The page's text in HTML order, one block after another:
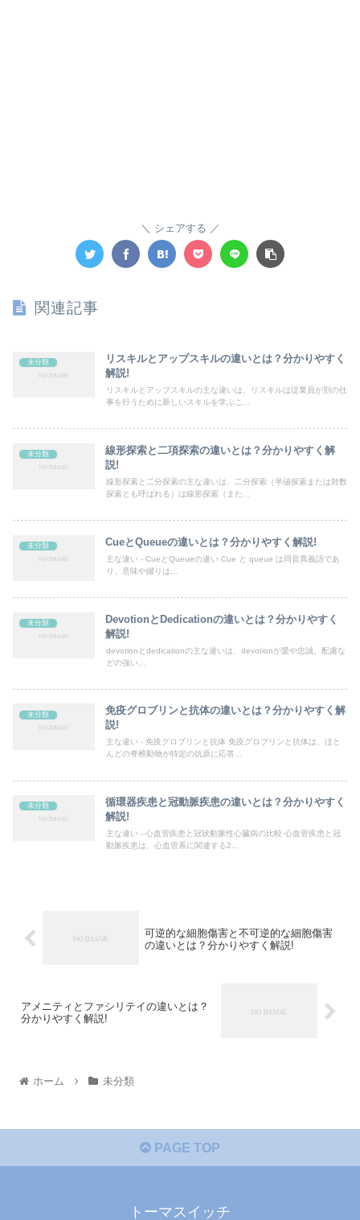
シェアする
関連記事
未分類
リスキルとアップスキルの違いとは？分かりやすく
解説!
リスキルとアップスキルの主な違いは、リスキルは従業員が別の仕
事を行うために新しいスキルを学ぶこ...
未分類
線形探索と二項探索の違いとは？分かりやすく解
説!
線形探索と二分探索の主な違いは、二分探索（半値探索または対数
探索とも呼ばれる）は線形探索（また...
未分類 CueとQueueの違いとは？分かりやすく解説!
主な違い - CueとQueueの違い Cue と queue は同音異義語であ
り、意味や綴りは...
未分類
DevotionとDedicationの違いとは？分かりやすく
解説!
devotionとdedicationの主な違いは、devotionが愛や忠誠、配慮な
どの強い...
未分類
免疫グロブリンと抗体の違いとは？分かりやすく解
説!
主な違い - 免疫グロブリンと抗体 免疫グロブリンと抗体は、ほと
んどの脊椎動物が特定の抗原に応答...
未分類
循環器疾患と冠動脈疾患の違いとは？分かりやすく
解説!
主な違い - 心血管疾患と冠状動脈性心臓病の比較 心血管疾患と冠
動脈疾患は、心血管系に関連する2...
可逆的な細胞傷害と不可逆的な細胞傷害
の違いとは？分かりやすく解説!
アメニティとファシリテイの違いとは？
分かりやすく解説!
ホーム 未分類
PAGE TOP
トーマスイッチ